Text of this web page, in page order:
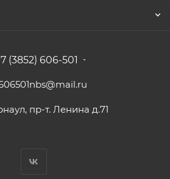
(3852) 606-501
пр-т. Ленина д.71